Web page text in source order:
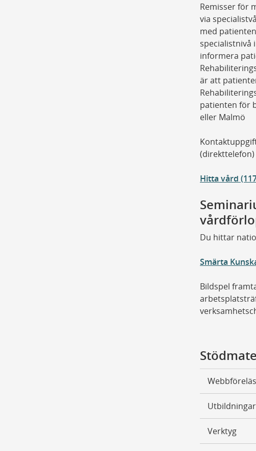
Remisser för
via
med
specialistnivå
informera
är att
patienten för
eller Malmö
Hitta vård
Du hittar
Smärta
Bildspel
Utbildningar
Verktyg